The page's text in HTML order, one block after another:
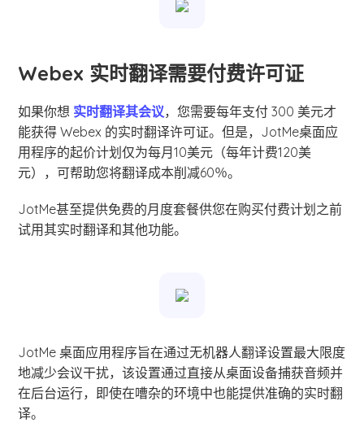
Webex 实时翻译需要付费许可证
如果你想 实时翻译其会议，您需要每年支付 300 美元才
能获得 Webex 的实时翻译许可证。但是，JotMe桌面应
用程序的起价计划仅为每月10美元（每年计费120美
元），可帮助您将翻译成本削减60％。
JotMe甚至提供免费的月度套餐供您在购买付费计划之前
试用其实时翻译和其他功能。
JotMe 桌面应用程序旨在通过无机器人翻译设置最大限度
地减少会议干扰，该设置通过直接从桌面设备捕获音频并
在后台运行，即使在嘈杂的环境中也能提供准确的实时翻
译。